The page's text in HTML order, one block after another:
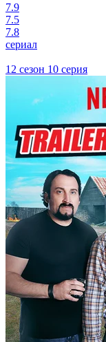
7.9
7.5
7.8
сериал
12 сезон 10 серия